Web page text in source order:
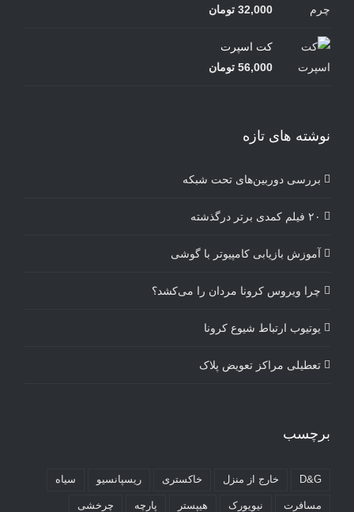
بود.
32,000 تومان
کت اسپرت
56,000 تومان
نوشته های تازه
بررسی دوربین‌های تحت شبکه
۲۰ فیلم کمدی برتر درگذشته
آموزش بازیابی کامپیوتر با گوشی
چرا ویروس کرونا مردان را می‌کشد؟
یوتیوب ارتباط شیوع کرونا
تعطیلی مراکز تعویض پلاک
برچسب
D&G خارج از منزل خاکستری ریسپانسیو سیاه
مسافرت نیویورک هیپستر پارچه چرخشی